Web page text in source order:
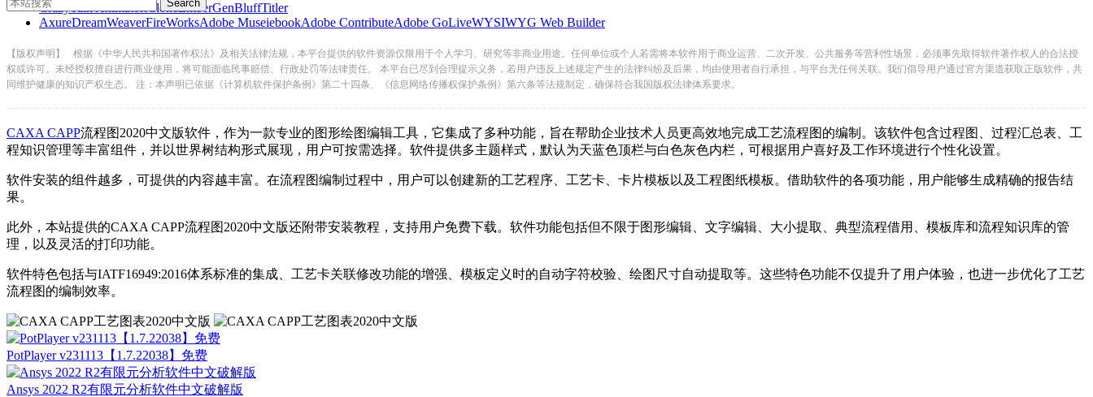
CrazyTalk AnimatoriCloneEmberGenBluffTitler
AxureDreamWeaverFireWorksAdobe MuseiebookAdobe ContributeAdobe GoLiveWYSIWYG Web Builder
【版权声明】
根据《中华人民共和国著作权法》及相关法律法规，本平台提供的软件资源仅限用于个人学习、研究等非商业用途。任何单位或个人若需将本软件用于商业运营、二次开发、公共服务等营利性场景，必须事先取得软件著作权人的合法授
权或许可。未经授权擅自进行商业使用，将可能面临民事赔偿、行政处罚等法律责任。 本平台已尽到合理提示义务，若用户违反上述规定产生的法律纠纷及后果，均由使用者自行承担，与平台无任何关联。我们倡导用户通过官方渠道获取正版软件，共
同维护健康的知识产权生态。 注：本声明已依据《计算机软件保护条例》第二十四条、《信息网络传播权保护条例》第六条等法规制定，确保符合我国版权法律体系要求。
CAXA CAPP流程图2020中文版软件，作为一款专业的图形绘图编辑工具，它集成了多种功能，旨在帮助企业技术人员更高效地完成工艺流程图的编制。该软件包含过程图、过程汇总表、工
程知识管理等丰富组件，并以世界树结构形式展现，用户可按需选择。软件提供多主题样式，默认为天蓝色顶栏与白色灰色内栏，可根据用户喜好及工作环境进行个性化设置。
软件安装的组件越多，可提供的内容越丰富。在流程图编制过程中，用户可以创建新的工艺程序、工艺卡、卡片模板以及工程图纸模板。借助软件的各项功能，用户能够生成精确的报告结
果。
此外，本站提供的CAXA CAPP流程图2020中文版还附带安装教程，支持用户免费下载。软件功能包括但不限于图形编辑、文字编辑、大小提取、典型流程借用、模板库和流程知识库的管
理，以及灵活的打印功能。
软件特色包括与IATF16949:2016体系标准的集成、工艺卡关联修改功能的增强、模板定义时的自动字符校验、绘图尺寸自动提取等。这些特色功能不仅提升了用户体验，也进一步优化了工艺
流程图的编制效率。
PotPlayer v231113【1.7.22038】免费
Ansys 2022 R2有限元分析软件中文破解版